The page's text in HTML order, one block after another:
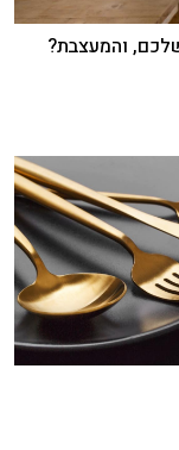
והמעצבת?